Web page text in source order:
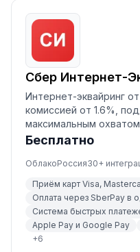
Сбер Интернет-
Интернет-эквайринг
комиссией от 1.6%,
максимальным
Бесплатно
ОблакоРоссия30+
Приём карт Visa,
Оплата через SberPay в
Система быстрых
Apple Pay и Google Pay
+6